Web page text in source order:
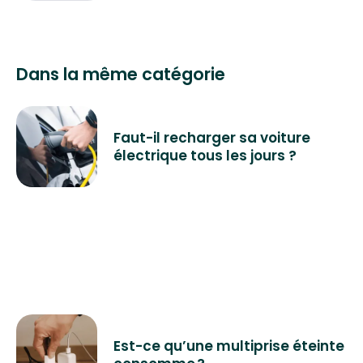
Dans la même catégorie
Faut-il recharger sa voiture
électrique tous les jours ?
Est-ce qu’une multiprise éteinte